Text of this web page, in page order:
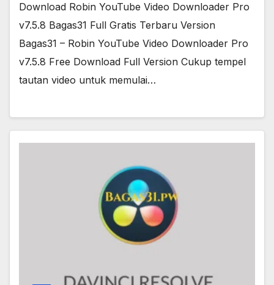
Download Robin YouTube Video Downloader Pro
v7.5.8 Bagas31 Full Gratis Terbaru Version
Bagas31 – Robin YouTube Video Downloader Pro
v7.5.8 Free Download Full Version Cukup tempel
tautan video untuk memulai…